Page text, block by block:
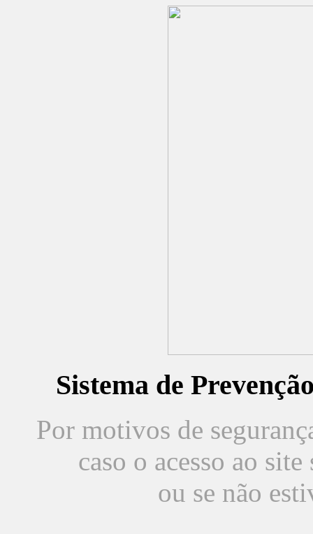
Sistema de
Por motivos de
caso o acesso ao
ou se não